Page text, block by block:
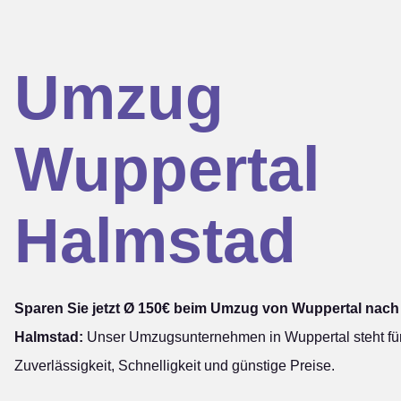
Umzug
Wuppertal
Halmstad
Sparen Sie jetzt Ø 150€ beim Umzug von Wuppertal nach
Halmstad: Unser Umzugsunternehmen in Wuppertal steht
Zuverlässigkeit, Schnelligkeit und günstige Preise.